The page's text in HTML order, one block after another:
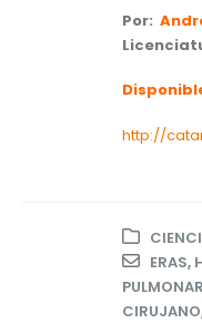
Por:
http://
ERAS,
PULMONAR
CIRUJANO